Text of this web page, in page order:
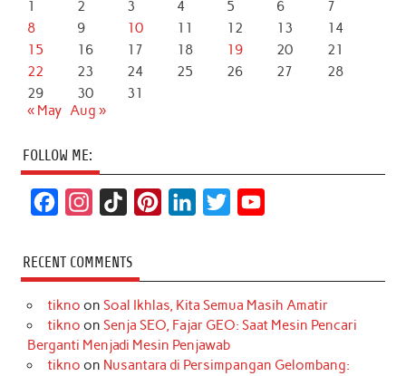
1 2 3 4 5 6
7
8
9 10 11 12 13
14
15
16 17 18 19 20
21
22
23 24 25 26 27
28
29
30
31
« May Aug »
FOLLOW ME:
c
e
b
o
s
t
a
r
k
T
o
k
t
e
r
e
k
e
d
I
t
t
r
T
u
e
RECENT COMMENTS
tikno on Soal Ikhlas, Kita Semua Masih Amatir
tikno on Senja SEO, Fajar GEO: Saat Mesin Pencari
Berganti Menjadi Mesin Penjawab
tikno on Nusantara di Persimpangan Gelombang: